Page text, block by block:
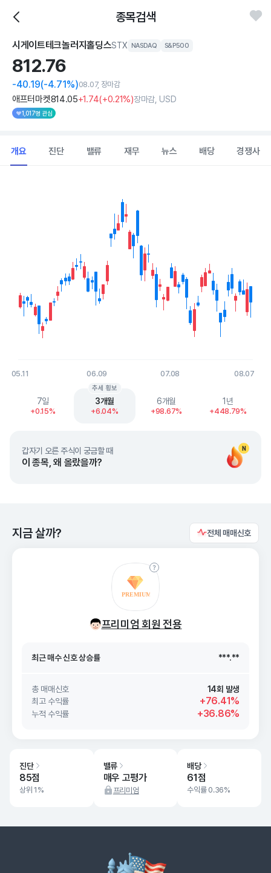
종목검색
시게이트테크놀러지홀딩스STX NASDAQ S&P500
812.76
-40.19(-4.71%)08.07, 장마감
애프터마켓814.05+1.74(+0.21%)장마감, USD
1,017명 관심
개요 진단 밸류 재무 뉴스 배당 경쟁사
The chart has 1 X axis displaying Time. Data ranges from
The chart has 1 Y axis displaying values. Data ranges from
05.11 06.09 07.08 08.07
End of interactive chart.
7일
+0.15%
3개월
+6.04%
추세 횡보
6개월
+98.67%
1년
+448.79%
N
갑자기 오른 주식이 궁금할 때
이 종목, 왜 올랐을까?
지금 살까? 전체 매매신호
프리미엄 회원 전용
26. 08/09
최근 매수 신호 상승률 ***.**
최근 매수 신호 ***.**
총 매매신호
14회 발생
최고 수익률
+76.41%
누적 수익률 +36.86%
진단
85점
상위 1%
밸류
매우 고평가
프리미엄
배당
61점
수익률 0.36%